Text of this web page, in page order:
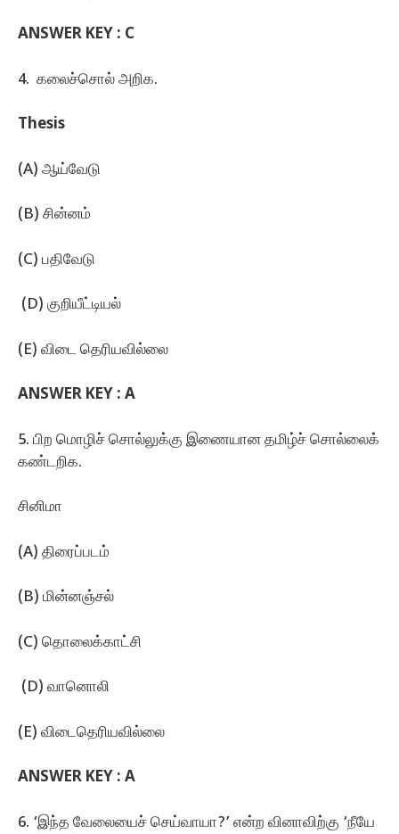
ANSWER KEY : C
4. கலைச்சொல்‌ அறிக.
Thesis
(A) ஆய்வேடு
(B) சின்னம்‌
(C) பதிவேடு
(D) குறியீட்டியல்‌
(E) விடை தெரியவில்லை
ANSWER KEY : A
5. பிற மொழிச்‌ சொல்லுக்கு இணையான தமிழ்ச்‌ சொல்லைக்‌
கண்டறிக.
சினிமா
(A) திரைப்படம்
(B) மின்னஞ்சல்‌
(C) தொலைக்காட்சி
(D) வானொலி
(E) விடைதெரியவில்லை
ANSWER KEY : A
6. ‘இந்த வேலையைச்‌ செய்வாயா?’ என்ற வினாவிற்கு ‘நீயே